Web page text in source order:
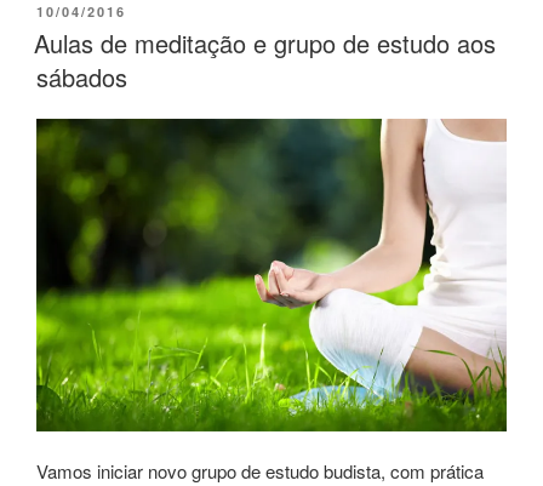
10/04/2016
Aulas de meditação e grupo de estudo aos
sábados
Vamos iniciar novo grupo de estudo budista, com prática